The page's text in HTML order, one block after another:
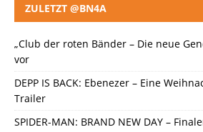
ZULETZT @BN4A
„Club der roten Bänder – Die neue
vor
DEPP IS BACK: Ebenezer – Eine
Trailer
SPIDER-MAN: BRAND NEW DAY –